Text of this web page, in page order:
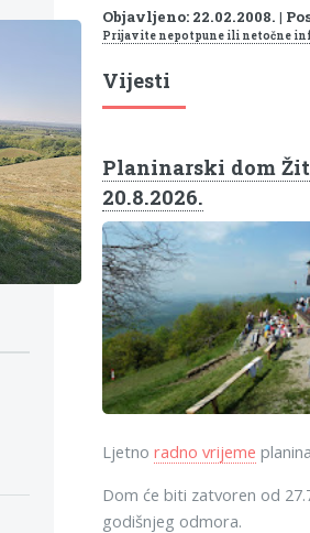
Objavljeno: 22.02.2008. |
Prijavite nepotpune ili netočne
Vijesti
Planinarski dom
20.8.2026.
Ljetno radno vrijeme
Dom će biti zatvoren od
godišnjeg odmora.